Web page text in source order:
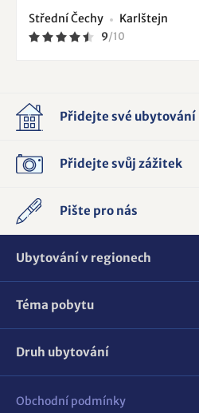
Střední Čechy Karlštejn
9/10
Přidejte své ubytování
Přidejte svůj zážitek
Pište pro nás
Ubytování v regionech
Téma pobytu
Druh ubytování
Obchodní podmínky